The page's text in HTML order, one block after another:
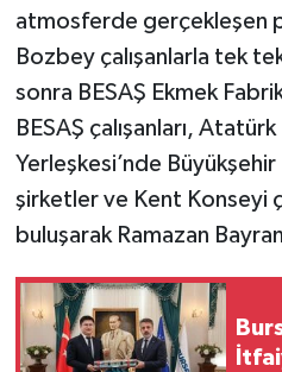
atmosferde gerçekleşen
Bozbey çalışanlarla tek
sonra BESAŞ Ekmek
BESAŞ çalışanları,
Yerleşkesi’nde Büyükşehir
şirketler ve Kent Konseyi
buluşarak Ramazan